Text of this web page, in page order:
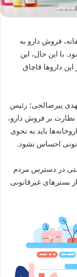
فروش دارو به
با این حال، این
داروها قاچاق
پیرصالحی؛ رئیس
نظارت بر فروش دارو،
باید به نحوی
احساس نشود.
در دسترس مردم
بسترهای غیرقانونی